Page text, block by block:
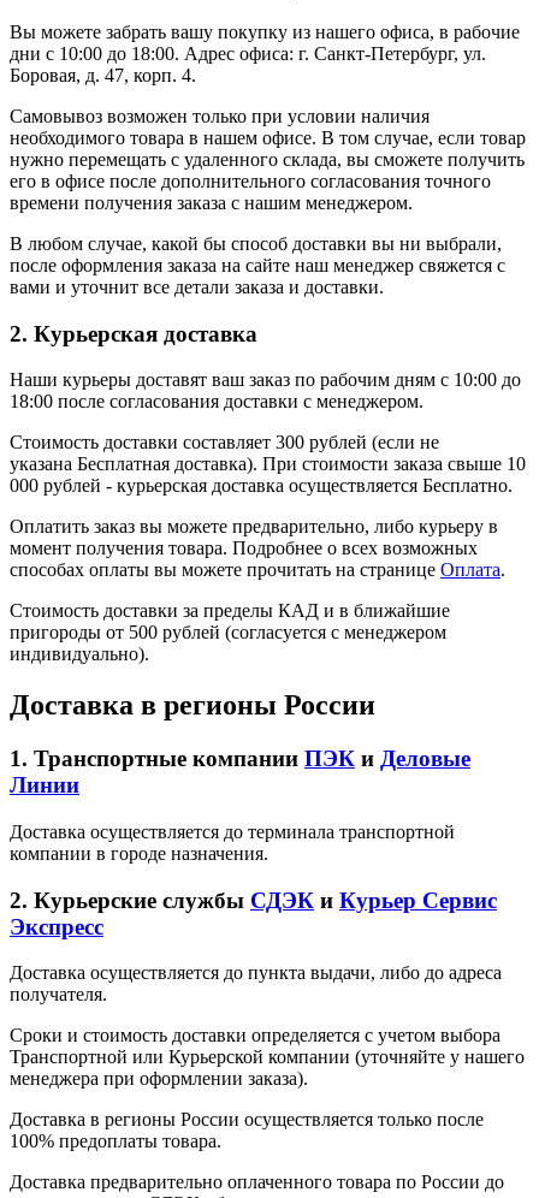
Вы можете забрать вашу покупку из нашего офиса, в рабочие
дни с 10:00 до 18:00. Адрес офиса: г. Санкт-Петербург, ул.
Боровая, д. 47, корп. 4.
Самовывоз возможен только при условии наличия
необходимого товара в нашем офисе. В том случае, если товар
нужно перемещать с удаленного склада, вы сможете получить
его в офисе после дополнительного согласования точного
времени получения заказа с нашим менеджером.
В любом случае, какой бы способ доставки вы ни выбрали,
после оформления заказа на сайте наш менеджер свяжется с
вами и уточнит все детали заказа и доставки.
2. Курьерская доставка
Наши курьеры доставят ваш заказ по рабочим дням с 10:00 до
18:00 после согласования доставки с менеджером.
Стоимость доставки составляет 300 рублей (если не
указана Бесплатная доставка). При стоимости заказа свыше 10
000 рублей - курьерская доставка осуществляется Бесплатно.
Оплатить заказ вы можете предварительно, либо курьеру в
момент получения товара. Подробнее о всех возможных
способах оплаты вы можете прочитать на странице Оплата.
Стоимость доставки за пределы КАД и в ближайшие
пригороды от 500 рублей (согласуется с менеджером
индивидуально).
Доставка в регионы России
1. Транспортные компании ПЭК и Деловые
Линии
Доставка осуществляется до терминала транспортной
компании в городе назначения.
2. Курьерские службы СДЭК и Курьер Сервис
Экспресс
Доставка осуществляется до пункта выдачи, либо до адреса
получателя.
Сроки и стоимость доставки определяется с учетом выбора
Транспортной или Курьерской компании (уточняйте у нашего
менеджера при оформлении заказа).
Доставка в регионы России осуществляется только после
100% предоплаты товара.
Доставка предварительно оплаченного товара по России до